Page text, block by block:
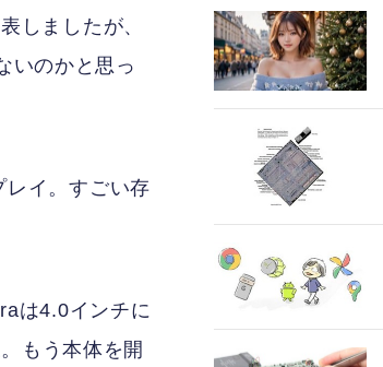
しましたが、
いのかと思っ
イ。すごい存
は4.0インチに
もう本体を開